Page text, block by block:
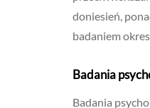
doniesień,
badaniem
Badania
Badania